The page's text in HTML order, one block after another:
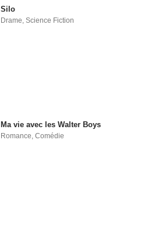
Silo
Drame ,Science Fiction
Ma vie avec les Walter Boys
Romance,Comédie